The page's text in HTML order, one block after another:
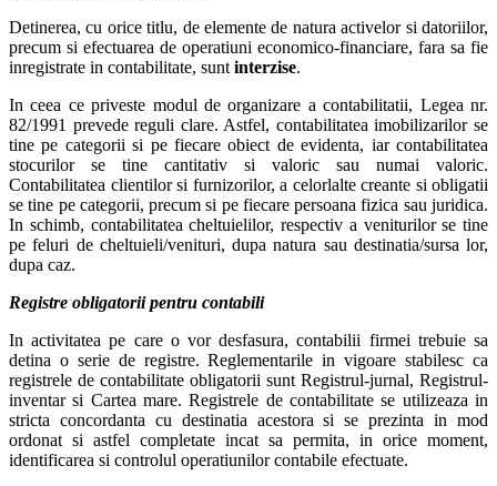
Detinerea, cu orice titlu, de elemente de natura activelor si datoriilor,
precum si efectuarea de operatiuni economico-financiare, fara sa fie
inregistrate in contabilitate, sunt interzise.
In ceea ce priveste modul de organizare a contabilitatii, Legea nr.
82/1991 prevede reguli clare. Astfel, contabilitatea imobilizarilor se
tine pe categorii si pe fiecare obiect de evidenta, iar contabilitatea
stocurilor se tine cantitativ si valoric sau numai valoric.
Contabilitatea clientilor si furnizorilor, a celorlalte creante si obligatii
se tine pe categorii, precum si pe fiecare persoana fizica sau juridica.
In schimb, contabilitatea cheltuielilor, respectiv a veniturilor se tine
pe feluri de cheltuieli/venituri, dupa natura sau destinatia/sursa lor,
dupa caz.
Registre obligatorii pentru contabili
In activitatea pe care o vor desfasura, contabilii firmei trebuie sa
detina o serie de registre. Reglementarile in vigoare stabilesc ca
registrele de contabilitate obligatorii sunt Registrul-jurnal, Registrul-
inventar si Cartea mare. Registrele de contabilitate se utilizeaza in
stricta concordanta cu destinatia acestora si se prezinta in mod
ordonat si astfel completate incat sa permita, in orice moment,
identificarea si controlul operatiunilor contabile efectuate.